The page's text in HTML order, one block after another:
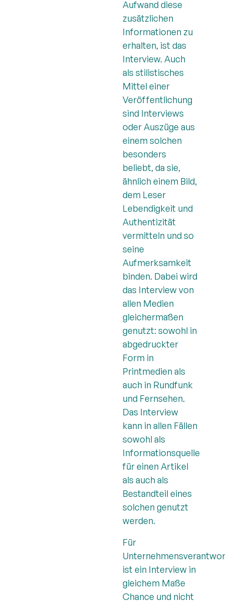
Aufwand diese
zusätzlichen
Informationen zu
erhalten, ist das
Interview. Auch
als stilistisches
Mittel einer
Veröffentlichung
sind Interviews
oder Auszüge aus
einem solchen
besonders
beliebt, da sie,
ähnlich einem Bild,
dem Leser
Lebendigkeit und
Authentizität
vermitteln und so
seine
Aufmerksamkeit
binden. Dabei wird
das Interview von
allen Medien
gleichermaßen
genutzt: sowohl in
abgedruckter
Form in
Printmedien als
auch in Rundfunk
und Fernsehen.
Das Interview
kann in allen Fällen
sowohl als
Informationsquelle
für einen Artikel
als auch als
Bestandteil eines
solchen genutzt
werden.
Für
ist ein Interview in
gleichem Maße
Chance und nicht